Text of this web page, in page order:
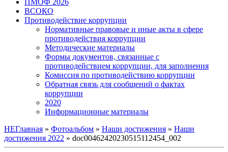
ПМОФ 2026
ВСОКО
Противодействие коррупции
Нормативные правовые и иные акты в сфере
противодействия коррупции
Методические материалы
Формы документов, связанные с
противодействием коррупции, для заполнения
Комиссия по противодействию коррупции
Обратная связь для сообщений о фактах
коррупции
2020
Информационные материалы
НЕГлавная » Фотоальбом » Наши достижения » Наши
достижения 2022 » doc00462420230515112454_002